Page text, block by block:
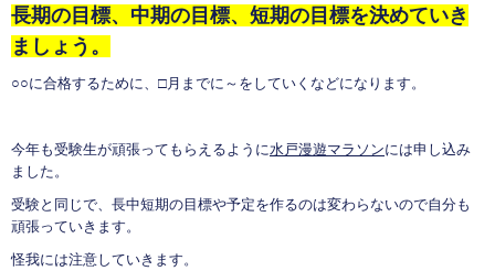
長期の目標、中期の目標、短期の目標を決めていき
ましょう。
○○に合格するために、□月までに～をしていくなどになります。
今年も受験生が頑張ってもらえるように水戸漫遊マラソンには申し込み
ました。
受験と同じで、長中短期の目標や予定を作るのは変わらないので自分も
頑張っていきます。
怪我には注意していきます。